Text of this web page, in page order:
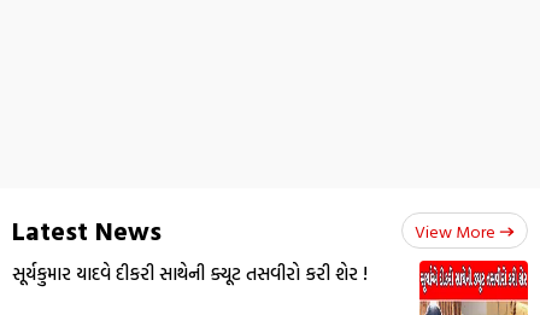
Latest News View More
સૂર્યકુમાર યાદવે દીકરી સાથેની ક્યૂટ તસવીરો કરી શેર !